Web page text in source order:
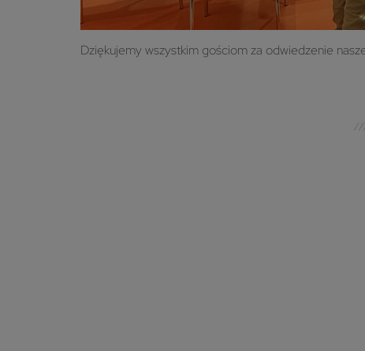
Dziękujemy wszystkim gościom za odwiedzenie